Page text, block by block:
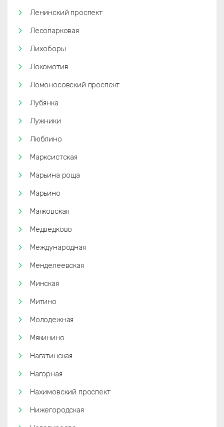
Ленинский проспект
Лесопарковая
Лихоборы
Локомотив
Ломоносовский проспект
Лубянка
Лужники
Люблино
Марксистская
Марьина роща
Марьино
Маяковская
Медведково
Международная
Менделеевская
Минская
Митино
Молодежная
Мякинино
Нагатинская
Нагорная
Нахимовский проспект
Нижегородская